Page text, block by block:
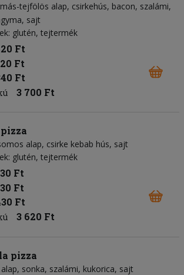
tejfölös alap csirkehús bacon szalámi
sajt
glutén, tejtermék
Ft
Ft
Ft
3 700 Ft
alap csirke kebab hús sajt
glutén, tejtermék
Ft
Ft
Ft
3 620 Ft
pizza
sonka szalámi kukorica sajt